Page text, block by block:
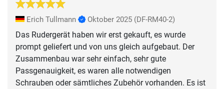
Erich Tullmann Oktober 2025 (DF-RM40-2)
Das Rudergerät haben wir erst gekauft, es wurde
prompt geliefert und von uns gleich aufgebaut. Der
Zusammenbau war sehr einfach, sehr gute
Passgenauigkeit, es waren alle notwendigen
Schrauben oder sämtliches Zubehör vorhanden. Es ist